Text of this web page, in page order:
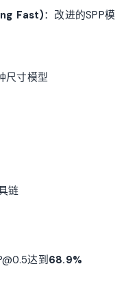
Fast)：改进的SPP模
尺寸模型
链
达到68.9%